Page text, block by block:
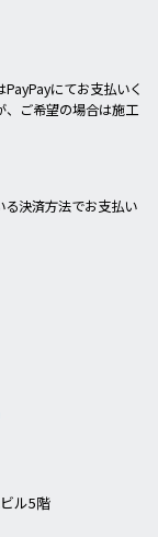
にてお支払いく
、ご希望の場合は施工
る決済方法でお支払い
ル5階